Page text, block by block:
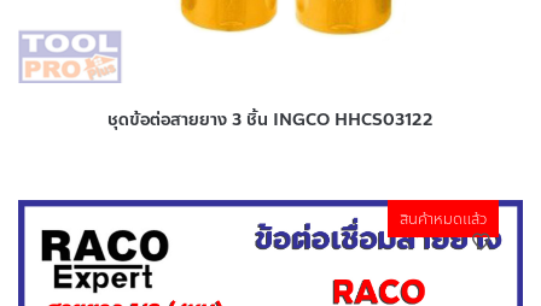
ชุดข้อต่อสายยาง 3 ชิ้น INGCO HHCS03122
สินค้าหมดแล้ว